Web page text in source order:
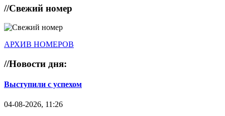
//Свежий номер
АРХИВ НОМЕРОВ
//Новости дня:
Выступили с успехом
04-08-2026, 11:26